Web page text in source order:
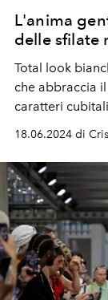
L'anima
delle sfilate
Total look
che abbraccia
caratteri
Questo il
strada della
primi look
il contrario?
18.06.2024 di